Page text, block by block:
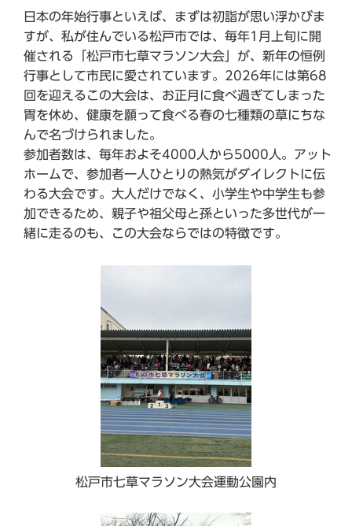
日本の年始行事といえば、まずは初詣が思い浮かびま
すが、私が住んでいる松戸市では、毎年1月上旬に開
催される「松戸市七草マラソン大会」が、新年の恒例
行事として市民に愛されています。2026年には第68
回を迎えるこの大会は、お正月に食べ過ぎてしまった
胃を休め、健康を願って食べる春の七種類の草にちな
んで名づけられました。
参加者数は、毎年およそ4000人から5000人。アット
ホームで、参加者一人ひとりの熱気がダイレクトに伝
わる大会です。大人だけでなく、小学生や中学生も参
加できるため、親子や祖父母と孫といった多世代が一
緒に走るのも、この大会ならではの特徴です。
松戸市七草マラソン大会運動公園内